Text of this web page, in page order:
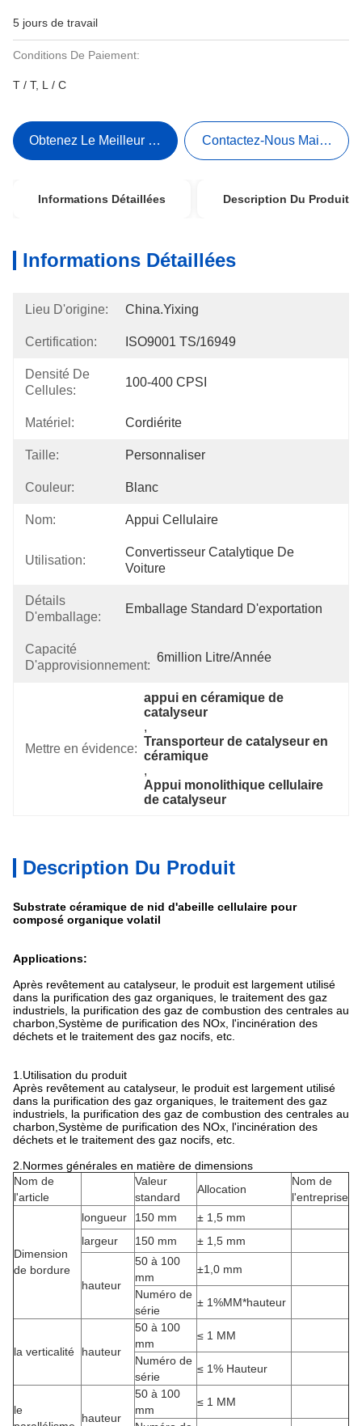
5 jours de travail
Conditions De Paiement:
T / T, L / C
Obtenez Le Meilleur Prix Contactez-Nous Maintenant
Informations Détaillées Description Du Produit
Informations Détaillées
Lieu D'origine: China.Yixing
Certification: ISO9001 TS/16949
Densité De
Cellules:
100-400 CPSI
Matériel: Cordiérite
Taille: Personnaliser
Couleur: Blanc
Nom: Appui Cellulaire
Utilisation:
Convertisseur Catalytique De
Voiture
Détails
D'emballage:
Emballage Standard D'exportation
Capacité
D'approvisionnement:
6million Litre/année
Mettre en évidence:
appui en céramique de
catalyseur
,
Transporteur de catalyseur en
céramique
,
Appui monolithique cellulaire
de catalyseur
Description Du Produit
Substrate céramique de nid d'abeille cellulaire pour
composé organique volatil
Applications:
Après revêtement au catalyseur, le produit est largement utilisé
dans la purification des gaz organiques, le traitement des gaz
industriels, la purification des gaz de combustion des centrales au
charbon,Système de purification des NOx, l'incinération des
déchets et le traitement des gaz nocifs, etc.
1 .Utilisation du produit
Après revêtement au catalyseur, le produit est largement utilisé
dans la purification des gaz organiques, le traitement des gaz
industriels, la purification des gaz de combustion des centrales au
charbon,Système de purification des NOx, l'incinération des
déchets et le traitement des gaz nocifs, etc.
2.Normes générales en matière de dimensions
Nom de
l'article
Valeur
standard
Allocation
Nom de
l'entreprise
Dimension
de bordure
longueur 150 mm
± 1,5 mm
largeur
150 mm ± 1,5 mm
hauteur
50 à 100
mm
±1,0 mm
Numéro de
série
± 1%MM*hauteur
la verticalité hauteur
50 à 100
mm
≤ 1 MM
Numéro de
série
≤ 1% Hauteur
le
hauteur
50 à 100
mm
≤ 1 MM